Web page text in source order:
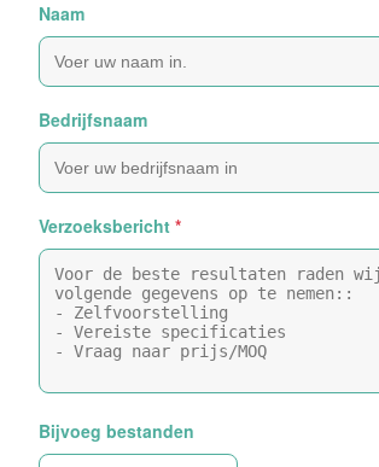
Naam
Bedrijfsnaam
Verzoeksbericht *
Bijvoeg bestanden